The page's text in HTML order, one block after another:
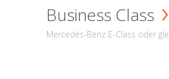
Business Class
Mercedes-Benz E-Class oder